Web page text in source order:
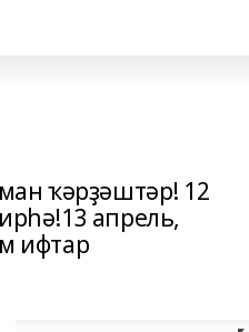
ҡәрҙәштәр! 12
апрель,
ифтар